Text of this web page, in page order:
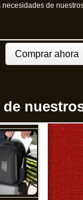
de
Comprar ahora